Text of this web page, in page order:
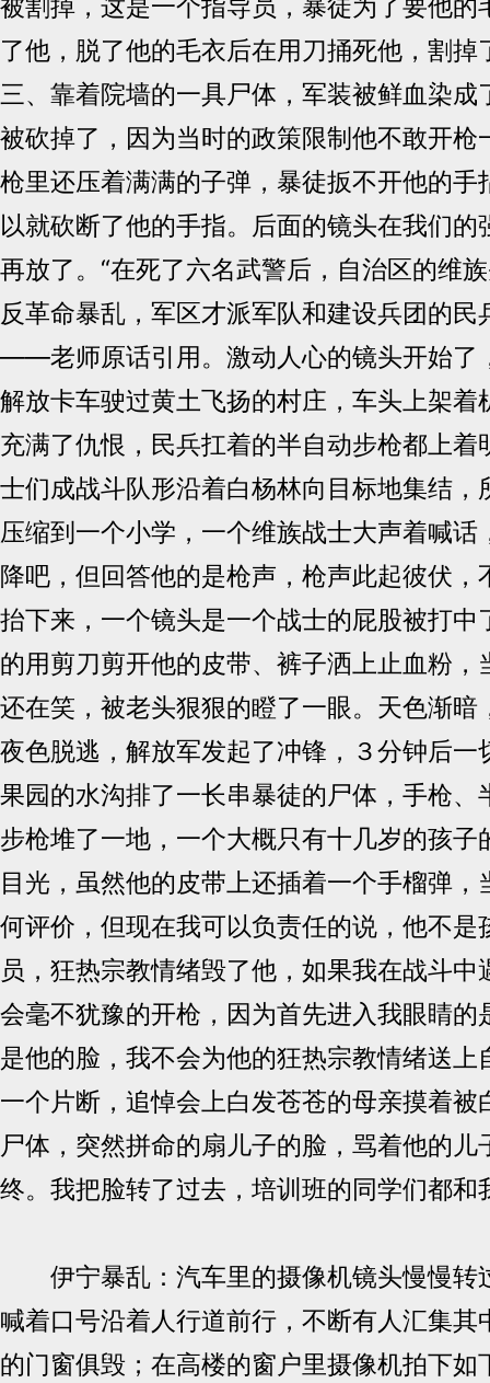
被割掉，这是一个指导员，暴徒为了要他的
了他，脱了他的毛衣后在用刀捅死他，割掉
三、靠着院墙的一具尸体，军装被鲜血染成
被砍掉了，因为当时的政策限制他不敢开枪
枪里还压着满满的子弹，暴徒扳不开他的手
以就砍断了他的手指。后面的镜头在我们的
再放了。“在死了六名武警后，自治区的维
反革命暴乱，军区才派军队和建设兵团的民
――老师原话引用。激动人心的镜头开始了
解放卡车驶过黄土飞扬的村庄，车头上架着
充满了仇恨，民兵扛着的半自动步枪都上着
士们成战斗队形沿着白杨林向目标地集结，
压缩到一个小学，一个维族战士大声着喊话
降吧，但回答他的是枪声，枪声此起彼伏，
抬下来，一个镜头是一个战士的屁股被打中
的用剪刀剪开他的皮带、裤子洒上止血粉，
还在笑，被老头狠狠的瞪了一眼。天色渐暗
夜色脱逃，解放军发起了冲锋，３分钟后一
果园的水沟排了一长串暴徒的尸体，手枪、
步枪堆了一地，一个大概只有十几岁的孩子
目光，虽然他的皮带上还插着一个手榴弹，
何评价，但现在我可以负责任的说，他不是
员，狂热宗教情绪毁了他，如果我在战斗中
会毫不犹豫的开枪，因为首先进入我眼睛的
是他的脸，我不会为他的狂热宗教情绪送上
一个片断，追悼会上白发苍苍的母亲摸着被
尸体，突然拼命的扇儿子的脸，骂着他的儿
终。我把脸转了过去，培训班的同学们都和
伊宁暴乱：汽车里的摄像机镜头慢慢转
喊着口号沿着人行道前行，不断有人汇集其
的门窗俱毁；在高楼的窗户里摄像机拍下如